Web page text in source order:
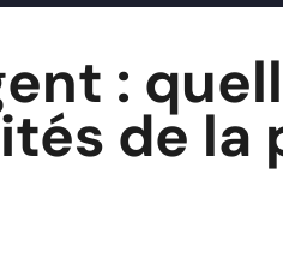
:
de la